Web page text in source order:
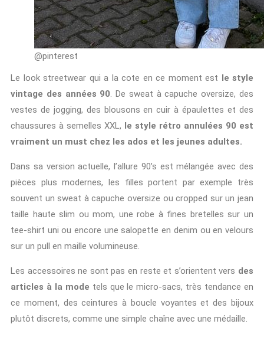
@pinterest
Le look streetwear qui a la cote en ce moment est le style
vintage des années 90. De sweat à capuche oversize, des
vestes de jogging, des blousons en cuir à épaulettes et des
chaussures à semelles XXL, le style rétro annulées 90 est
vraiment un must chez les ados et les jeunes adultes.
Dans sa version actuelle, l’allure 90’s est mélangée avec des
pièces plus modernes, les filles portent par exemple très
souvent un sweat à capuche oversize ou cropped sur un jean
taille haute slim ou mom, une robe à fines bretelles sur un
tee-shirt uni ou encore une salopette en denim ou en velours
sur un pull en maille volumineuse.
Les accessoires ne sont pas en reste et s’orientent vers des
articles à la mode tels que le micro-sacs, très tendance en
ce moment, des ceintures à boucle voyantes et des bijoux
plutôt discrets, comme une simple chaîne avec une médaille.